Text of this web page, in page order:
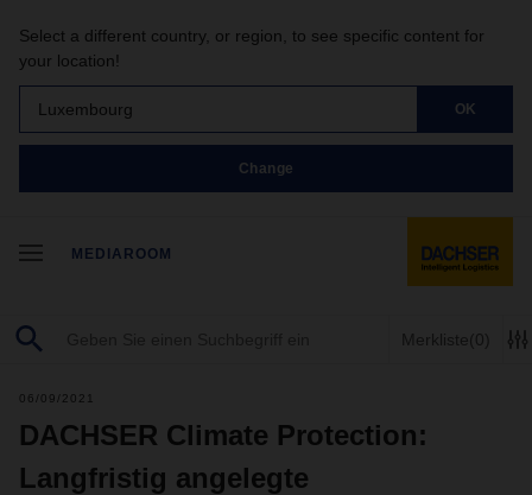
Select a different country, or region, to see specific content for
your location!
Luxembourg OK
Change
MEDIAROOM
Merkliste(0)
06/09/2021
DACHSER Climate Protection:
Langfristig angelegte